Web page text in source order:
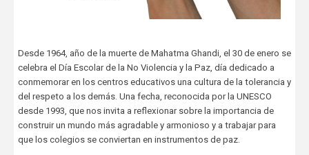
Desde 1964, año de la muerte de Mahatma Ghandi, el 30 de enero se
celebra el Día Escolar de la No Violencia y la Paz, día dedicado a
conmemorar en los centros educativos una cultura de la tolerancia y
del respeto a los demás. Una fecha, reconocida por la UNESCO
desde 1993, que nos invita a reflexionar sobre la importancia de
construir un mundo más agradable y armonioso y a trabajar para
que los colegios se conviertan en instrumentos de paz.